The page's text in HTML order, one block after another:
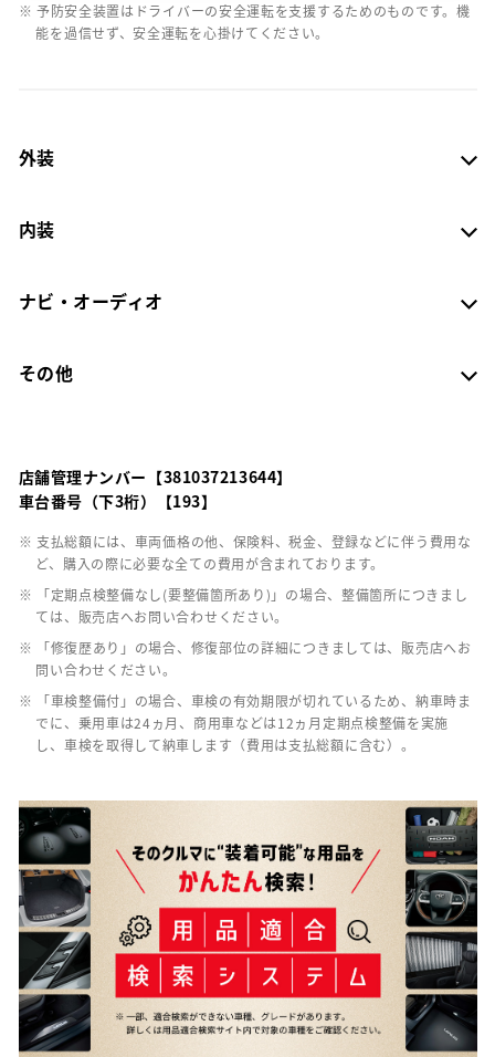
※ 予防安全装置はドライバーの安全運転を支援するためのものです。機
能を過信せず、安全運転を心掛けてください。
外装
内装
ナビ・オーディオ
その他
店舗管理ナンバー【381037213644】
車台番号（下3桁）【193】
※ 支払総額には、車両価格の他、保険料、税金、登録などに伴う費用な
ど、購入の際に必要な全ての費用が含まれております。
※ 「定期点検整備なし(要整備箇所あり)」の場合、整備箇所につきまし
ては、販売店へお問い合わせください。
※ 「修復歴あり」の場合、修復部位の詳細につきましては、販売店へお
問い合わせください。
※ 「車検整備付」の場合、車検の有効期限が切れているため、納車時ま
でに、乗用車は24ヵ月、商用車などは12ヵ月定期点検整備を実施
し、車検を取得して納車します（費用は支払総額に含む）。